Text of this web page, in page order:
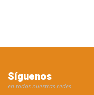
Síguenos
en todas nuestras redes